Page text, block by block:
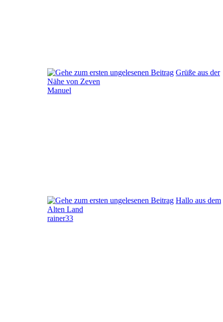
Grüße aus der
Nähe von Zeven
Manuel
Hallo aus dem
Alten Land
rainer33